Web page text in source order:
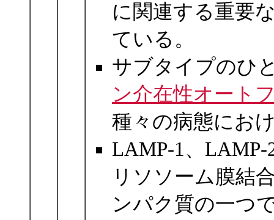
に関連する重要
ている。
サブタイプのひ
ン介在性オート
種々の病態にお
LAMP-1、
リソソーム膜結
ンパク質の一つ